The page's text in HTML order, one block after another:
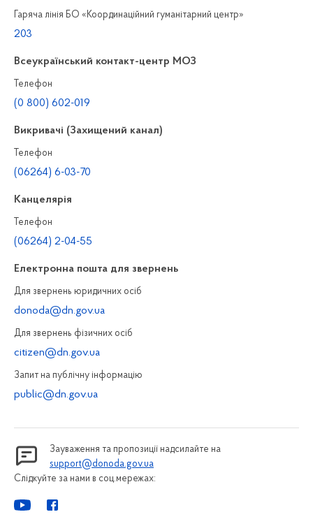
Гаряча лінія БО «Координаційний гуманітарний центр»
203
Всеукраїнський контакт-центр МОЗ
Телефон
(0 800) 602-019
Викривачі (Захищений канал)
Телефон
(06264) 6-03-70
Канцелярiя
Телефон
(06264) 2-04-55
Електронна пошта для звернень
Для звернень юридичних осiб
donoda@dn.gov.ua
Для звернень фізичних осiб
citizen@dn.gov.ua
Запит на публiчну інформацiю
public@dn.gov.ua
Зауваження та пропозиції надсилайте на
support@donoda.gov.ua
Слідкуйте за нами в соц.мережах: